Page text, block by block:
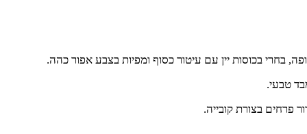
בחרי בכוסות יין עם עיטור כסוף ומפיות בצבע אפור כהה.
טבעי.
פרחים בצורת קובייה.